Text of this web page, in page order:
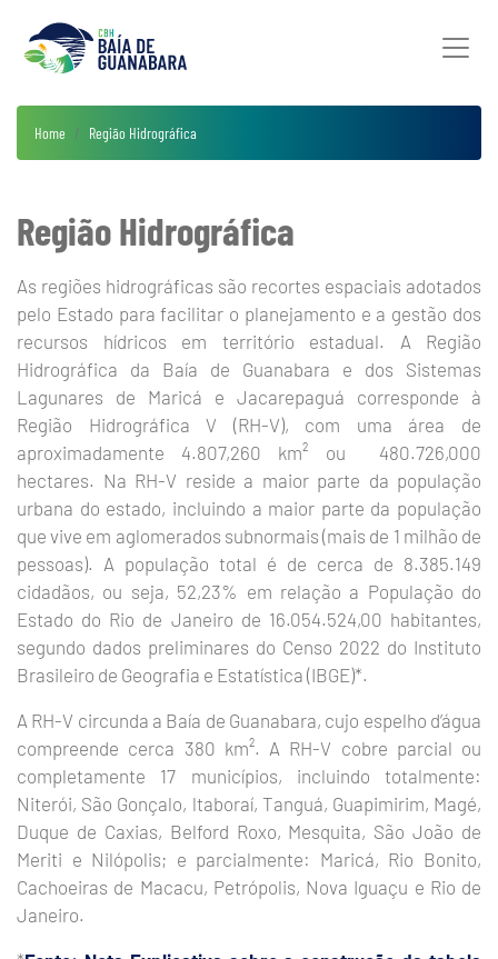
Home Região Hidrográfica
Região Hidrográfica
As regiões hidrográficas são recortes espaciais adotados
pelo Estado para facilitar o planejamento e a gestão dos
recursos hídricos em território estadual. A Região
Hidrográfica da Baía de Guanabara e dos Sistemas
Lagunares de Maricá e Jacarepaguá corresponde à
Região Hidrográfica V (RH-V), com uma área de
aproximadamente 4.807,260 km² ou 480.726,000
hectares. Na RH-V reside a maior parte da população
urbana do estado, incluindo a maior parte da população
que vive em aglomerados subnormais (mais de 1 milhão de
pessoas). A população total é de cerca de 8.385.149
cidadãos, ou seja, 52,23% em relação a População do
Estado do Rio de Janeiro de 16.054.524,00 habitantes,
segundo dados preliminares do Censo 2022 do Instituto
Brasileiro de Geografia e Estatística (IBGE)*.
A RH-V circunda a Baía de Guanabara, cujo espelho d’água
compreende cerca 380 km². A RH-V cobre parcial ou
completamente 17 municípios, incluindo totalmente:
Niterói, São Gonçalo, ltaboraí, Tanguá, Guapimirim, Magé,
Duque de Caxias, Belford Roxo, Mesquita, São João de
Meriti e Nilópolis; e parcialmente: Maricá, Rio Bonito,
Cachoeiras de Macacu, Petrópolis, Nova Iguaçu e Rio de
Janeiro.